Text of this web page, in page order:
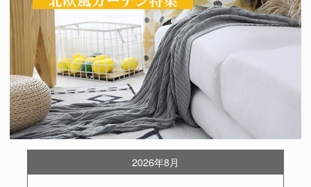
2026年8月